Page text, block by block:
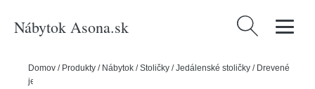
Nábytok Asona.sk Hľadať:
Domov / Produkty / Nábytok /Stoličky /Jedálenské stoličky / Drevené
jedálenské stoličky